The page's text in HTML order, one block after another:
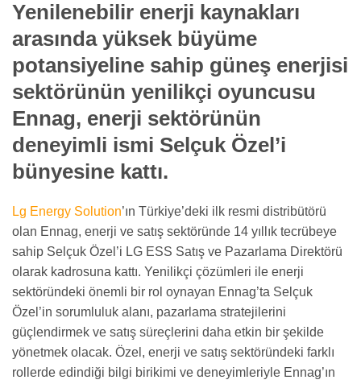
Yenilenebilir enerji kaynakları
arasında yüksek büyüme
potansiyeline sahip güneş enerjisi
sektörünün yenilikçi oyuncusu
Ennag, enerji sektörünün
deneyimli ismi Selçuk Özel’i
bünyesine kattı.
Lg Energy Solution’ın Türkiye’deki ilk resmi distribütörü
olan Ennag, enerji ve satış sektöründe 14 yıllık tecrübeye
sahip Selçuk Özel’i LG ESS Satış ve Pazarlama Direktörü
olarak kadrosuna kattı. Yenilikçi çözümleri ile enerji
sektöründeki önemli bir rol oynayan Ennag’ta Selçuk
Özel’in sorumluluk alanı, pazarlama stratejilerini
güçlendirmek ve satış süreçlerini daha etkin bir şekilde
yönetmek olacak. Özel, enerji ve satış sektöründeki farklı
rollerde edindiği bilgi birikimi ve deneyimleriyle Ennag’ın